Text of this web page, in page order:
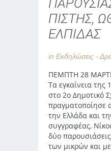
ΠΙΣΤΗΣ,
ΕΛΠΙΔΑΣ
in Εκδηλώσεις -
ΠΕΜΠΤΗ 28
Τα εγκαίνεια της
στο 2ο Δημοτικό
πραγματοποίησε
την Ελλάδα και
συγγραφέας,
δύο
των μικρών και